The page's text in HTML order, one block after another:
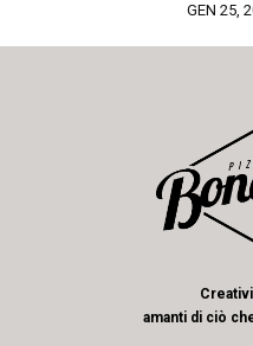
GEN 25,
amanti di ciò